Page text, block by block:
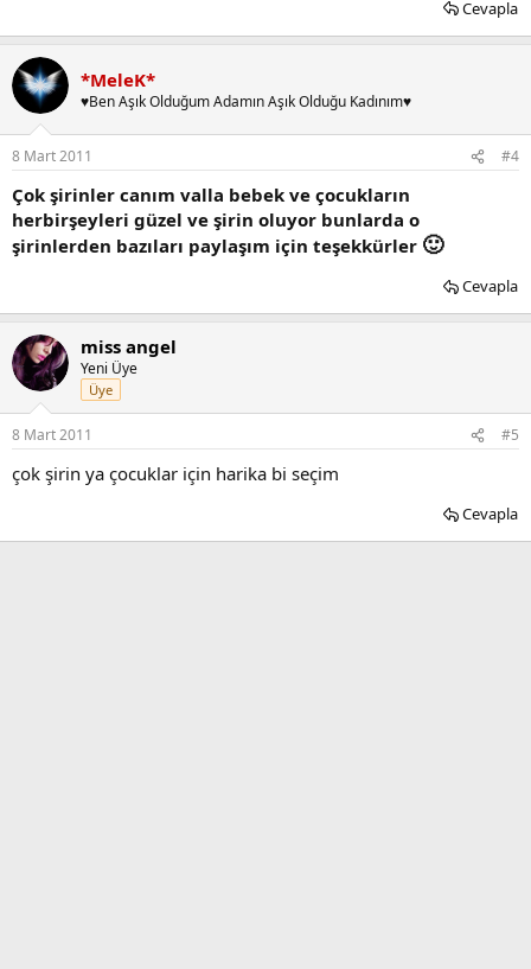
Cevapla
*MeleK*
♥Ben Aşık Olduğum Adamın Aşık Olduğu Kadınım♥
8 Mart 2011 #4
Çok şirinler canım valla bebek ve çocukların
herbirşeyleri güzel ve şirin oluyor bunlarda o
şirinlerden bazıları paylaşım için teşekkürler 🙂
Cevapla
miss angel
Yeni Üye
Üye
8 Mart 2011 #5
çok şirin ya çocuklar için harika bi seçim
Cevapla